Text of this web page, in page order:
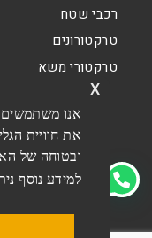
את חוויית
ובטוחה של
למידע נוסף
x
רכבי שטח
טרקטורונים
טרקטורי משא